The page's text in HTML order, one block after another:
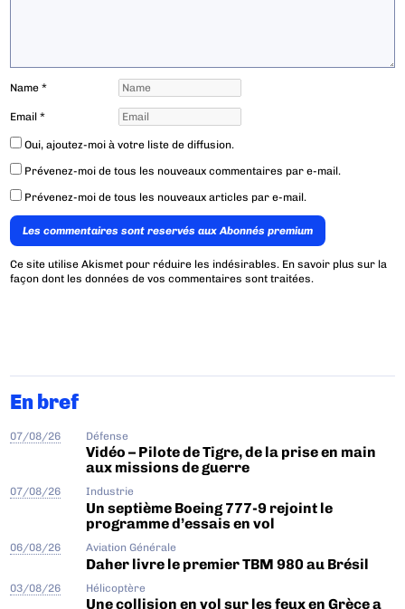
Name*
Email*
Oui, ajoutez-moi à votre liste de diffusion.
Prévenez-moi de tous les nouveaux commentaires par e-mail.
Prévenez-moi de tous les nouveaux articles par e-mail.
Les commentaires sont reservés aux Abonnés premium
Ce site utilise Akismet pour réduire les indésirables. En savoir plus sur la
façon dont les données de vos commentaires sont traitées.
En bref
07/08/26 Défense
Vidéo – Pilote de Tigre, de la prise en main
aux missions de guerre
07/08/26 Industrie
Un septième Boeing 777-9 rejoint le
programme d’essais en vol
06/08/26 Aviation Générale
Daher livre le premier TBM 980 au Brésil
03/08/26 Hélicoptère
Une collision en vol sur les feux en Grèce a